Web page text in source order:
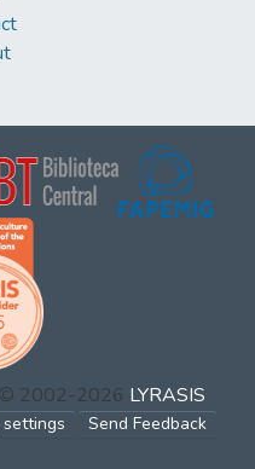
2002-2026 LYRASIS
Send Feedback